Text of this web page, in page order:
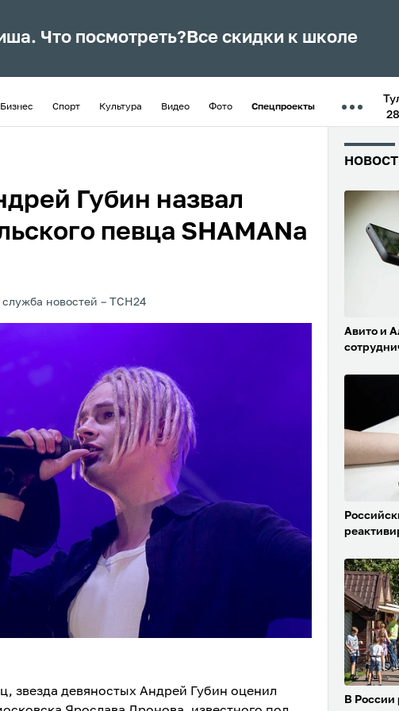
Что посмотреть? Все скидки к школе
Бизнес Спорт Культура Видео Фото Спецпроекты
Губин назвал
певца SHAMANа
служба новостей ТСН24
звезда девяностых Андрей Губин оценил
Авито и
В России